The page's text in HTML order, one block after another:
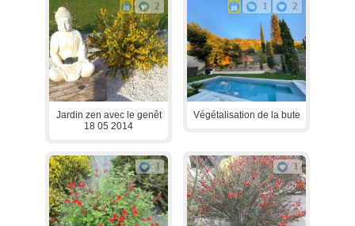
2
Jardin zen avec le genêt
18 05 2014
1 2
Végétalisation de la bute
1 1